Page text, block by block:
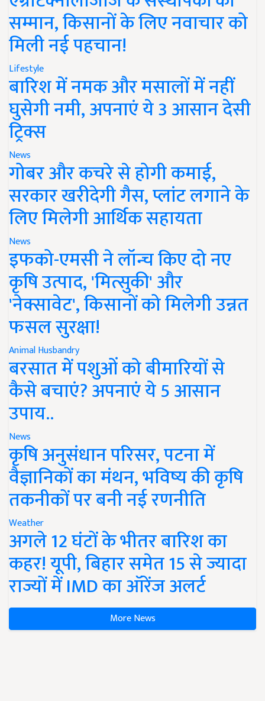
सम्मान, किसानों के लिए नवाचार को
मिली नई पहचान!
Lifestyle
बारिश में नमक और मसालों में नहीं
घुसेगी नमी, अपनाएं ये 3 आसान देसी
ट्रिक्स
News
गोबर और कचरे से होगी कमाई,
सरकार खरीदेगी गैस, प्लांट लगाने के
लिए मिलेगी आर्थिक सहायता
News
इफको-एमसी ने लॉन्च किए दो नए
कृषि उत्पाद, 'मित्सुकी' और
'नेक्सावेट', किसानों को मिलेगी उन्नत
फसल सुरक्षा!
Animal Husbandry
बरसात में पशुओं को बीमारियों से
कैसे बचाएं? अपनाएं ये 5 आसान
उपाय..
News
कृषि अनुसंधान परिसर, पटना में
वैज्ञानिकों का मंथन, भविष्य की कृषि
तकनीकों पर बनी नई रणनीति
Weather
अगले 12 घंटों के भीतर बारिश का
कहर! यूपी, बिहार समेत 15 से ज्यादा
राज्यों में IMD का ऑरेंज अलर्ट
More News